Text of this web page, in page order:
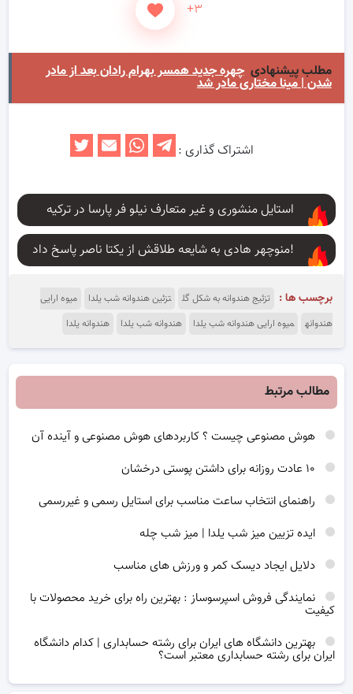
+۳
مطلب پیشنهادی چهره جدید همسر بهرام رادان بعد از مادر
شدن | مینا مختاری مادر شد
اشتراک گذاری :
استایل منشوری و غیر متعارف نیلو فر پارسا در ترکیه
منوچهر هادی به شایعه طلاقش از یکتا ناصر پاسخ داد!
برچسب ها : تزئیج هندوانه به شکل گل تزئین هندوانه شب یلدا
میوه ارایی
هندوانه
میوه ارایی هندوانه شب یلدا هندوانه شب یلدا هندوانه یلدا
مطالب مرتبط
هوش مصنوعی چیست ؟ کاربردهای هوش مصنوعی و آینده آن
راهنمای انتخاب ساعت مناسب برای استایل رسمی و غیررسمی
ایده تزیین میز شب یلدا | میز شب چله
دلایل ایجاد دیسک کمر و ورزش های مناسب
نمایندگی فروش اسپرسوساز : بهترین راه برای خرید محصولات با
کیفیت
بهترین دانشگاه های ایران برای رشته حسابداری | کدام دانشگاه
ایران برای رشته حسابداری معتبر است؟